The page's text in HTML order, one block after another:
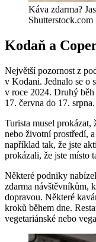
Káva zdarma?
Shutterstock.com
Kodaň a
Největší pozornost z
v Kodani. Jednalo se o
v roce 2024. Druhý
17. června do 17. srpna.
Turista musel prokázat,
nebo životní prostředí,
například tak, že jste
prokázali, že jste místo
Některé podniky
zdarma návštěvníkům,
dopravou. Některé
kroků během dne.
vegetariánské nebo